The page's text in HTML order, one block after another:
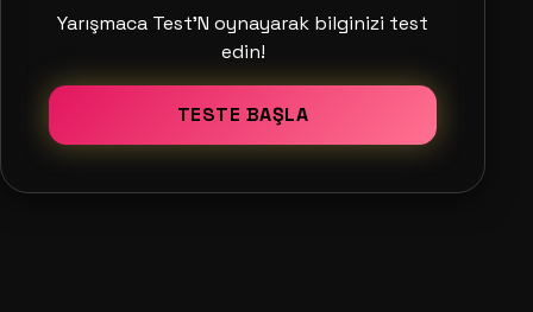
Yarışmaca Test'N oynayarak bilginizi test
edin!
TESTE BAŞLA